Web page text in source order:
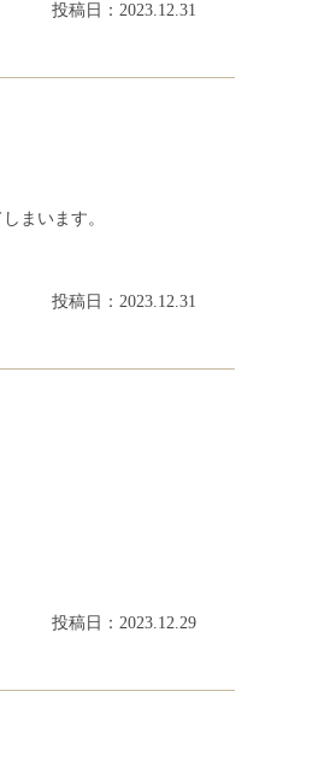
投稿日：2023.12.31
まいます。
投稿日：2023.12.31
投稿日：2023.12.29